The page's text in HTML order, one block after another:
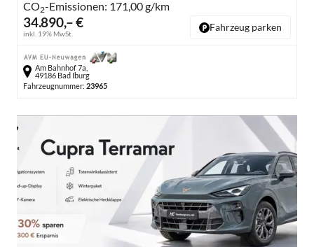
34.890,– €
inkl. 19% MwSt.
CO2-Emissionen: 171,00 g/km
Fahrzeug parken
Am Bahnhof 7a,
49186 Bad Iburg
Fahrzeugnummer: 23965